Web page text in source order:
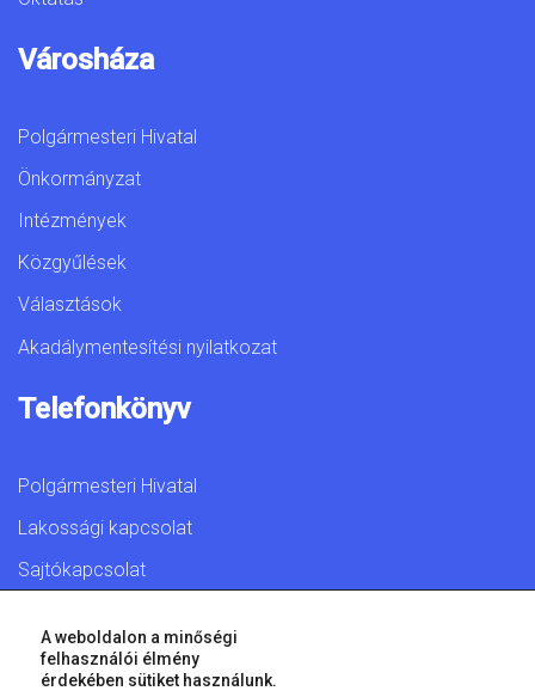
Városháza
Polgármesteri Hivatal
Önkormányzat
Intézmények
Közgyűlések
Választások
Akadálymentesítési nyilatkozat
Telefonkönyv
Polgármesteri Hivatal
Lakossági kapcsolat
Sajtókapcsolat
© 2026 Győr Megyei Jogú Város • Minden jog fenntartva!
A weboldalon a minőségi
felhasználói élmény
érdekében sütiket használunk.